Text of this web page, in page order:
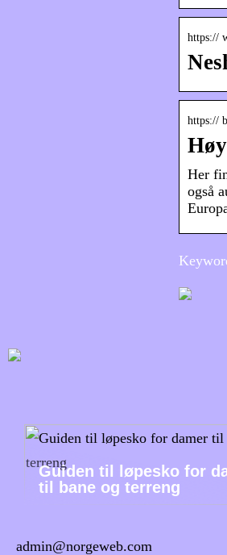
https://
https://
Her
også
Guiden til løpesko for
til bane og terreng
admin@norgeweb.com